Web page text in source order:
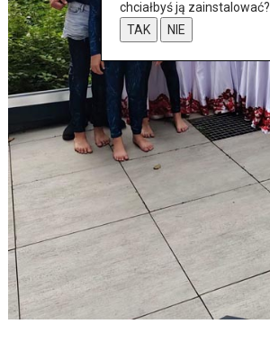
chciałbyś ją zainstalować?
TAK
NIE